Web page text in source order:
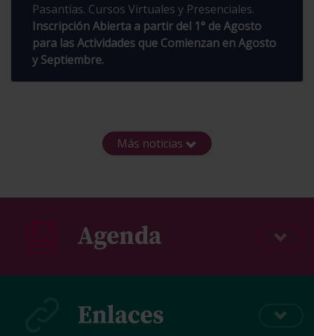
Pasantías. Cursos Virtuales y Presenciales.
Inscripción Abierta a partir del 1° de Agosto
para las Actividades que Comienzan en Agosto
y Septiembre.
Más noticias